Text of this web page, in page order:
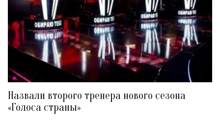
Назвали второго тренера нового сезона
«Голоса страны»